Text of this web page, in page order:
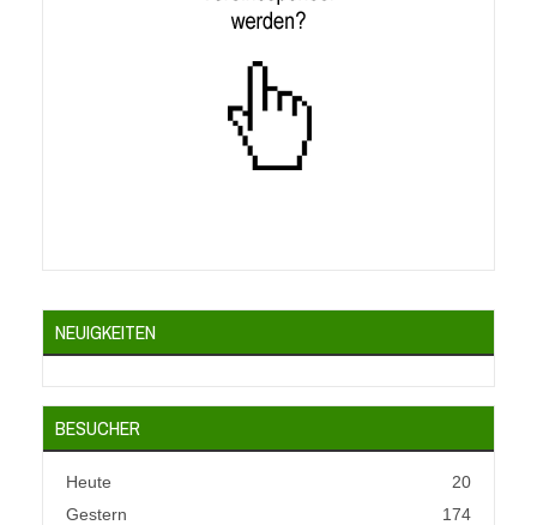
NEUIGKEITEN
BESUCHER
Heute
20
Gestern
174